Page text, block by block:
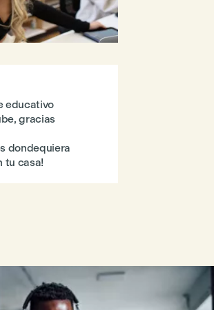
educativo
gracias
dondequiera
tu casa!